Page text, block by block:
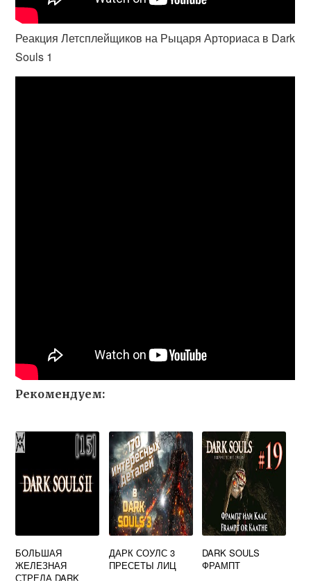
Реакция Летсплейщиков на Рыцаря Арториаса в Dark
Souls 1
Рекомендуем:
БОЛЬШАЯ
ЖЕЛЕЗНАЯ
СТРЕЛА DARK
ДАРК СОУЛС 3
ПРЕСЕТЫ ЛИЦ
DARK SOULS
ФРАМПТ